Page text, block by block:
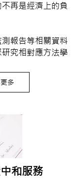
再是經濟上的負
報告等相關資料
究相對應方法學
多
和服務